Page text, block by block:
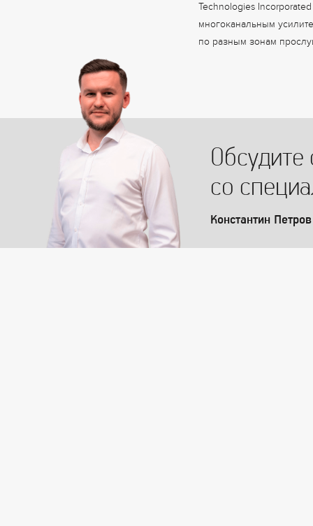
Technologies
многоканальным
по разным зонам
со
Константин Петров